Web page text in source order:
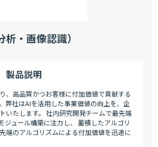
・画像認識）
製品説明
、高品質かつお客様に付加価値で貢献する
弊社はAIを活用した事業価値の向上を、企
いたします。 社内研究開発チームで最先端
ジュール構築に注力し、 蓄積したアルゴリ
端のアルゴリズムによる付加価値を迅速に